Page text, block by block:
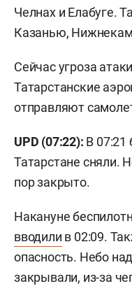
Челнах и Елабуге.
Казанью,
Сейчас угроза
Татарстанские
отправляют
UPD (07:22): В 07:21
Татарстане сняли.
пор закрыто.
Накануне
вводили в 02:09.
опасность. Небо
закрывали, из-за